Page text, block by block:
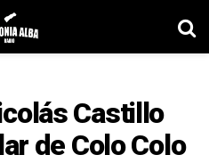
Castillo
de Colo Colo